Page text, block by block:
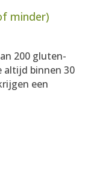
minder)
200 gluten-
altijd binnen 30
een